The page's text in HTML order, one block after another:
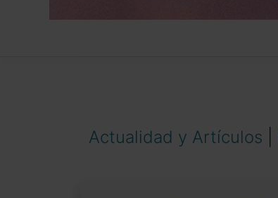
Actualidad y Artículos